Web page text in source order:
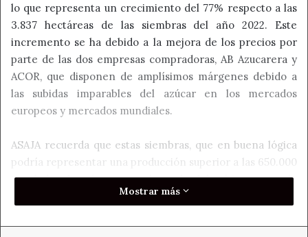
lo que representa un crecimiento del 77% respecto a las
3.837 hectáreas de las siembras del año 2022. Este
incremento se ha debido a la mejora de los precios por
parte de las dos empresas compradoras, AB Azucarera y
ACOR, que disponen de amplísimos márgenes debido a
las subidas imparables del azúcar en los mercados
europeos y mercados mundiales.
ASAJA recuerda que estas siembras, que en buena lógica
podría representar una producción superior a las 650.000
toneladas de raíz ya que el estado del cultivo es por lo
general bueno, no se molturarán en su totalidad en la
1.000 hectáreas de contratación corresponden a la
Mostrar más